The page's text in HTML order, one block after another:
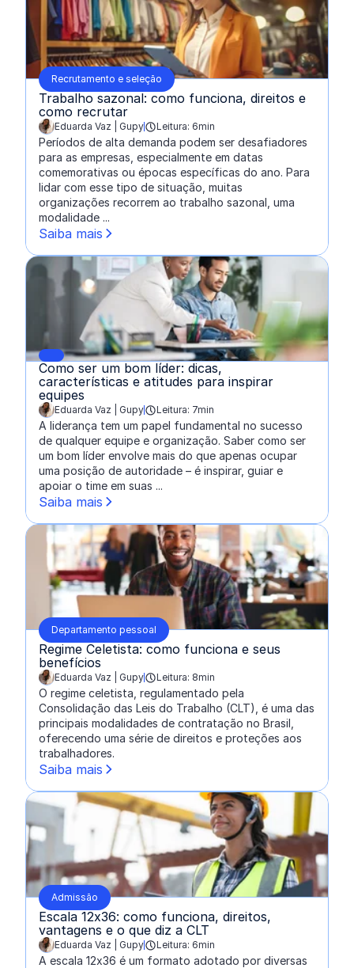
Recrutamento e seleção
Trabalho sazonal: como funciona, direitos e
como recrutar
escrito por:
Eduarda Vaz | Gupy Leitura: 6min
Períodos de alta demanda podem ser desafiadores
para as empresas, especialmente em datas
comemorativas ou épocas específicas do ano. Para
lidar com esse tipo de situação, muitas
organizações recorrem ao trabalho sazonal, uma
modalidade ...
Saiba mais
Como ser um bom líder: dicas,
características e atitudes para inspirar
equipes
escrito por:
Eduarda Vaz | Gupy Leitura: 7min
A liderança tem um papel fundamental no sucesso
de qualquer equipe e organização. Saber como ser
um bom líder envolve mais do que apenas ocupar
uma posição de autoridade – é inspirar, guiar e
apoiar o time em suas ...
Saiba mais
Departamento pessoal
Regime Celetista: como funciona e seus
benefícios
escrito por:
Eduarda Vaz | Gupy Leitura: 8min
O regime celetista, regulamentado pela
Consolidação das Leis do Trabalho (CLT), é uma das
principais modalidades de contratação no Brasil,
oferecendo uma série de direitos e proteções aos
trabalhadores.
Saiba mais
Admissão
Escala 12x36: como funciona, direitos,
vantagens e o que diz a CLT
escrito por:
Eduarda Vaz | Gupy Leitura: 6min
A escala 12x36 é um formato adotado por diversas